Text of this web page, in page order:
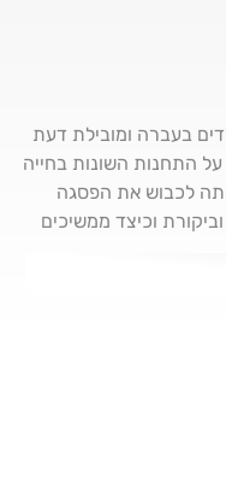
בעברה ומובילת דעת
התחנות השונות בחייה
לכבוש את הפסגה
וכיצד ממשיכים
ובכל רגע נתון".